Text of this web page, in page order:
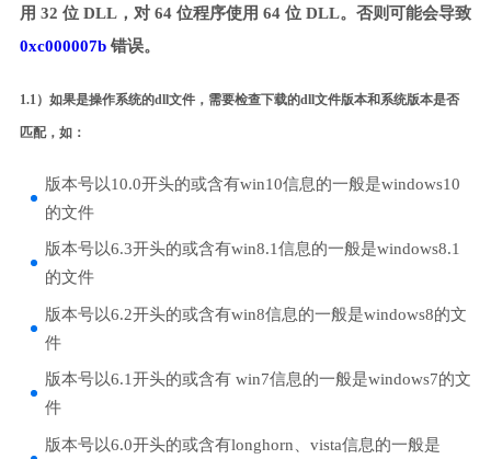
用 32 位 DLL，对 64 位程序使用 64 位 DLL。否则可能会导致
0xc000007b错误。
1.1）如果是操作系统的dll文件，需要检查下载的dll文件版本和系统版本是否
匹配，如：
版本号以10.0开头的或含有win10信息的一般是windows10
的文件
版本号以6.3开头的或含有win8.1信息的一般是windows8.1
的文件
版本号以6.2开头的或含有win8信息的一般是windows8的文
件
版本号以6.1开头的或含有 win7信息的一般是windows7的文
件
版本号以6.0开头的或含有longhorn、vista信息的一般是